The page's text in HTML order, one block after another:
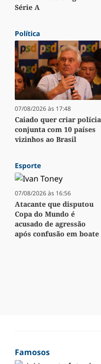
Série A
Política
07/08/2026 às 17:48
Caiado quer criar polícia
conjunta com 10 países
vizinhos ao Brasil
Esporte
07/08/2026 às 16:56
Atacante que disputou
Copa do Mundo é
acusado de agressão
após confusão em boate
Famosos